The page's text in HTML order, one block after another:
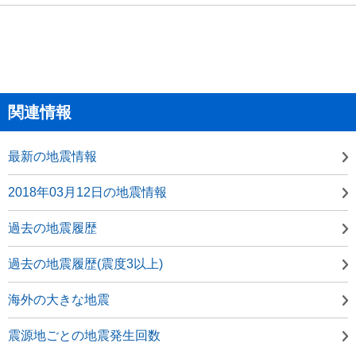
関連情報
最新の地震情報
2018年03月12日の地震情報
過去の地震履歴
過去の地震履歴(震度3以上)
海外の大きな地震
震源地ごとの地震発生回数